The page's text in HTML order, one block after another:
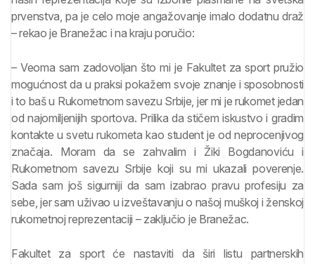
prvenstva, pa je celo moje angažovanje imalo dodatnu draž
– rekao je Branežac i na kraju poručio:
– Veoma sam zadovoljan što mi je Fakultet za sport pružio
mogućnost da u praksi pokažem svoje znanje i sposobnosti
i to baš u Rukometnom savezu Srbije, jer mi je rukomet jedan
od najomiljenijih sportova. Prilika da stičem iskustvo i gradim
kontakte u svetu rukometa kao student je od neprocenjivog
značaja. Moram da se zahvalim i Žiki Bogdanoviću i
Rukometnom savezu Srbije koji su mi ukazali poverenje.
Sada sam još sigurniji da sam izabrao pravu profesiju za
sebe, jer sam uživao u izveštavanju o našoj muškoj i ženskoj
rukometnoj reprezentaciji – zaključio je Branežac.
Fakultet za sport će nastaviti da širi listu partnerskih